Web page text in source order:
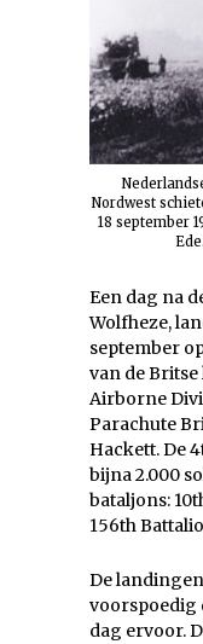
Nordwest
18 september
Een dag na
Wolfheze,
september
van de
Airborne
Parachute
Hackett. De
bijna 2.000
bataljons:
156th
De
voorspoedig
dag ervoor.